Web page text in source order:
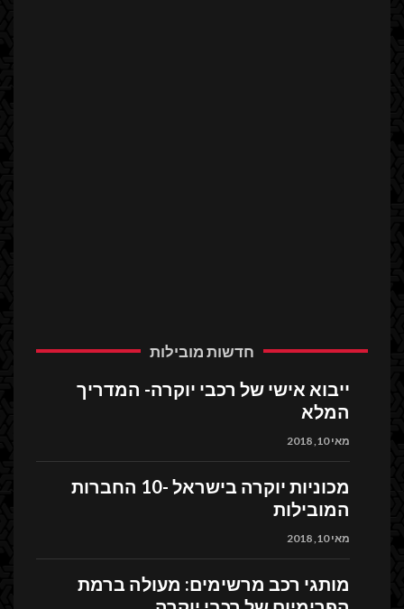
חדשות מובילות
ייבוא אישי של רכבי יוקרה- המדריך
המלא
מאי 10, 2018
מכוניות יוקרה בישראל -10 החברות
המובילות
מאי 10, 2018
מותגי רכב מרשימים: מעולה ברמת